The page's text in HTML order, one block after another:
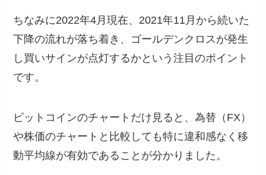
ちなみに2022年4月現在、2021年11月から続いた
下降の流れが落ち着き、ゴールデンクロスが発生
し買いサインが点灯するかという注目のポイント
です。
ビットコインのチャートだけ見ると、為替（FX）
や株価のチャートと比較しても特に違和感なく移
動平均線が有効であることが分かりました。